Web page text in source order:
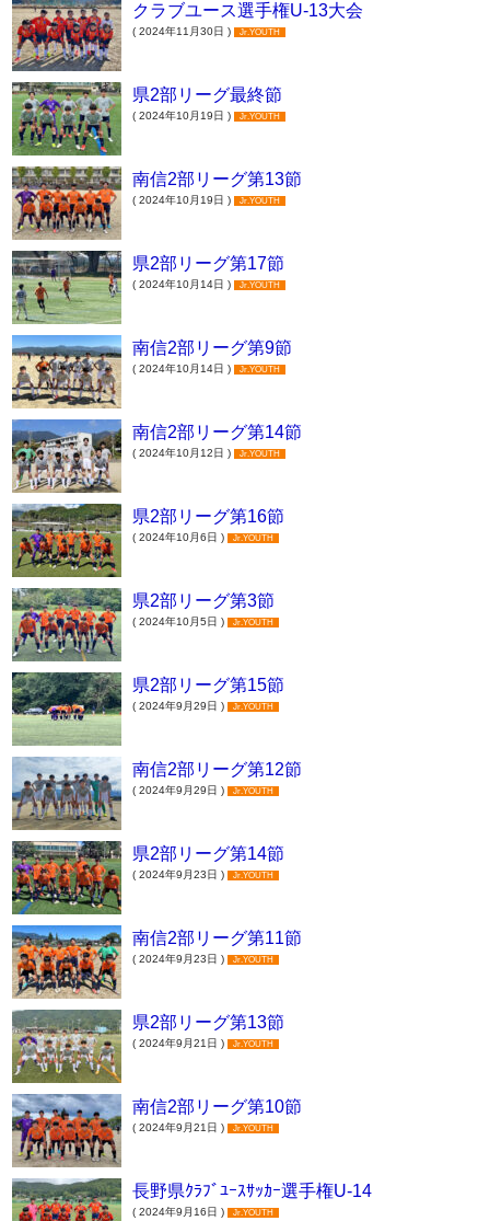
クラブユース選手権U-13大会
( 2024年11月30日 ) Jr.YOUTH
県2部リーグ最終節
( 2024年10月19日 ) Jr.YOUTH
南信2部リーグ第13節
( 2024年10月19日 ) Jr.YOUTH
県2部リーグ第17節
( 2024年10月14日 ) Jr.YOUTH
南信2部リーグ第9節
( 2024年10月14日 ) Jr.YOUTH
南信2部リーグ第14節
( 2024年10月12日 ) Jr.YOUTH
県2部リーグ第16節
( 2024年10月6日 ) Jr.YOUTH
県2部リーグ第3節
( 2024年10月5日 ) Jr.YOUTH
県2部リーグ第15節
( 2024年9月29日 ) Jr.YOUTH
南信2部リーグ第12節
( 2024年9月29日 ) Jr.YOUTH
県2部リーグ第14節
( 2024年9月23日 ) Jr.YOUTH
南信2部リーグ第11節
( 2024年9月23日 ) Jr.YOUTH
県2部リーグ第13節
( 2024年9月21日 ) Jr.YOUTH
南信2部リーグ第10節
( 2024年9月21日 ) Jr.YOUTH
長野県ｸﾗﾌﾞﾕｰｽｻｯｶｰ選手権U-14
( 2024年9月16日 ) Jr.YOUTH